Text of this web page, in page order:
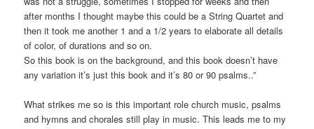
after months I thought maybe this could be a String Quartet and
then it took me another 1 and a 1/2 years to elaborate all details
of color, of durations and so on.
So this book is on the background, and this book doesn’t have
any variation it’s just this book and it’s 80 or 90 psalms..”
What strikes me so is this important role church music, psalms
and hymns and chorales still play in music. This leads me to my